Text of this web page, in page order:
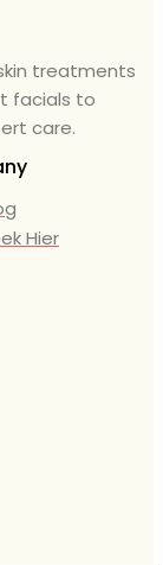
treatments
facials to
care.
Hier